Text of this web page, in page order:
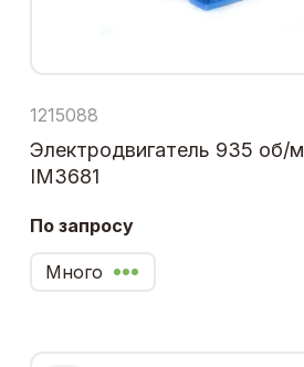
1215088
Электродвигатель 935 об/
IM3681
По запросу
Много